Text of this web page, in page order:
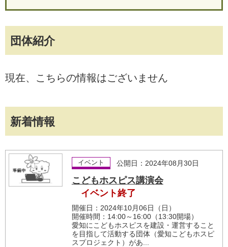
団体紹介
現在、こちらの情報はございません
新着情報
イベント 公開日：2024年08月30日
こどもホスピス講演会
イベント終了
開催日：2024年10月06日（日）
開催時間：14:00～16:00（13:30開場）
愛知にこどもホスピスを建設・運営すること
を目指して活動する団体（愛知こどもホスピ
スプロジェクト）があ...